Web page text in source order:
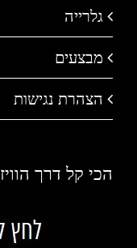
גלרייה
מבצעים
הצהרת נגישות
הכי קל דרך הוויז